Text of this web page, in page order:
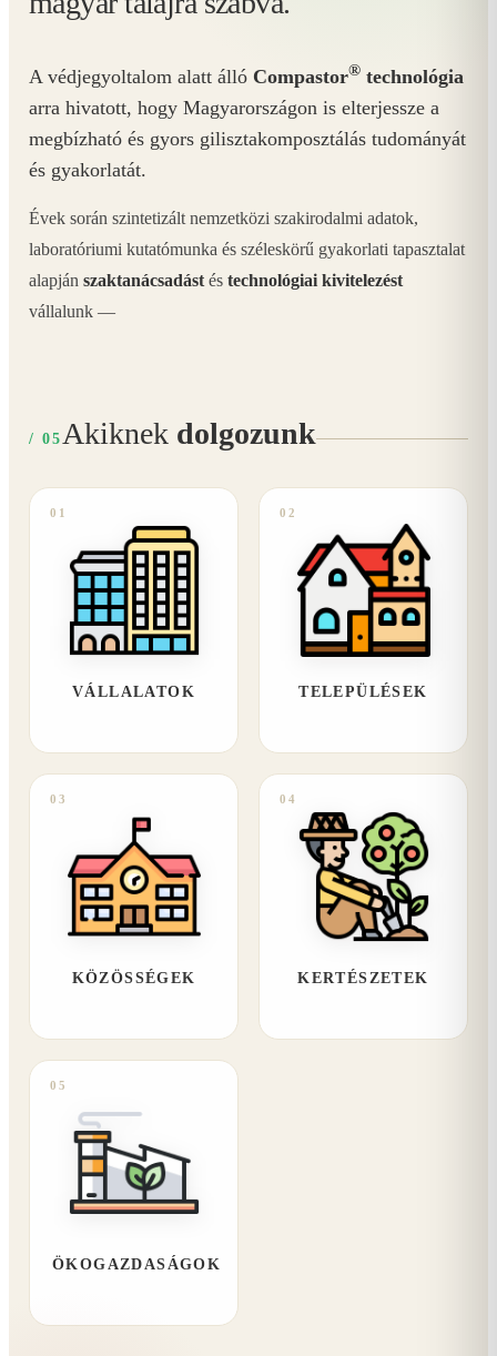
A védjegyoltalom alatt álló Compastor® technológia
arra hivatott, hogy Magyarországon is elterjessze a
megbízható és gyors gilisztakomposztálás tudományát
és gyakorlatát.
Évek során szintetizált nemzetközi szakirodalmi adatok,
laboratóriumi kutatómunka és széleskörű gyakorlati tapasztalat
alapján szaktanácsadást és technológiai kivitelezést
vállalunk —
/ 05 Akiknek dolgozunk
01
VÁLLALATOK
02
TELEPÜLÉSEK
03
KÖZÖSSÉGEK
04
KERTÉSZETEK
05
ÖKOGAZDASÁGOK